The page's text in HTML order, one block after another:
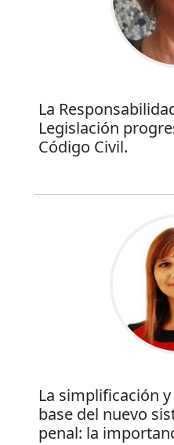
La
Legislación
Código Civil.
La simplificación
base del nuevo
penal: la